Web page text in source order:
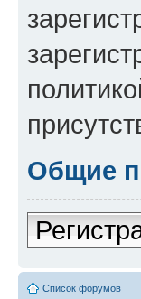
Общие
Список форумов